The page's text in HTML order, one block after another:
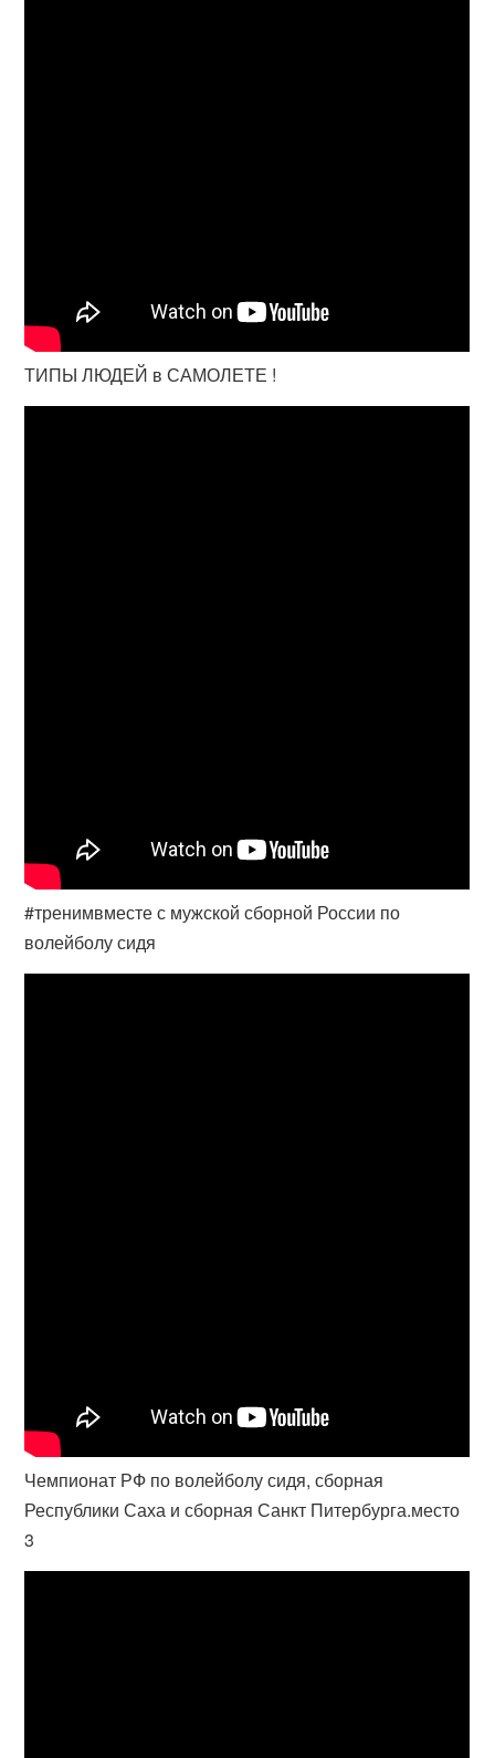
ТИПЫ ЛЮДЕЙ в САМОЛЕТЕ !
#тренимвместе с мужской сборной России по
волейболу сидя
Чемпионат РФ по волейболу сидя, сборная
Республики Саха и сборная Санкт Питербурга.место
3